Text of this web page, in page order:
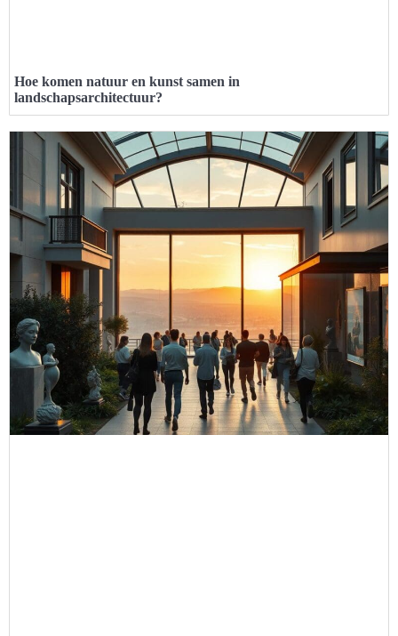
Hoe komen natuur en kunst samen in
landschapsarchitectuur?